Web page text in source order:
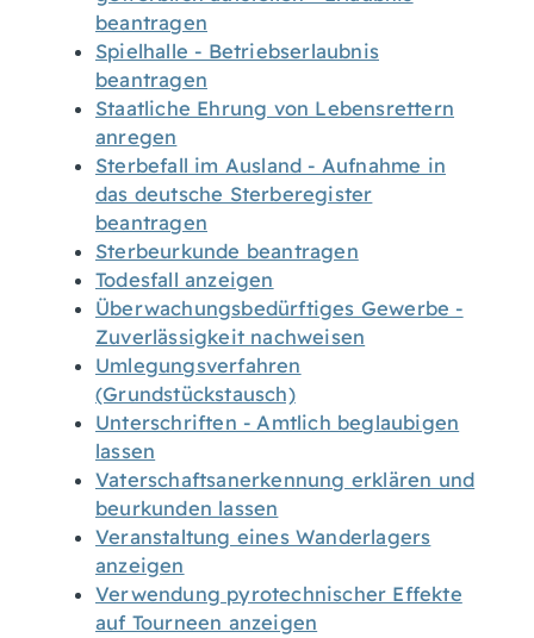
beantragen
Spielhalle - Betriebserlaubnis
beantragen
Staatliche Ehrung von Lebensrettern
anregen
Sterbefall im Ausland - Aufnahme in
das deutsche Sterberegister
beantragen
Sterbeurkunde beantragen
Todesfall anzeigen
Überwachungsbedürftiges Gewerbe -
Zuverlässigkeit nachweisen
Umlegungsverfahren
(Grundstückstausch)
Unterschriften - Amtlich beglaubigen
lassen
Vaterschaftsanerkennung erklären und
beurkunden lassen
Veranstaltung eines Wanderlagers
anzeigen
Verwendung pyrotechnischer Effekte
auf Tourneen anzeigen